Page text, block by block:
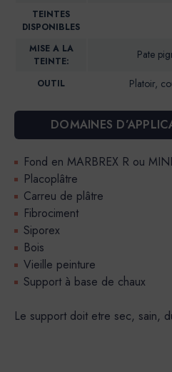
TEINTES
DISPONIBLES
MISE A LA
TEINTE:
Pate
OUTIL Platoir,
DOMAINES
Fond en MARBREX R ou
Placoplâtre
Carreu de plâtre
Fibrociment
Siporex
Bois
Vieille peinture
Support à base de chaux
Le support doit etre sec, sain,